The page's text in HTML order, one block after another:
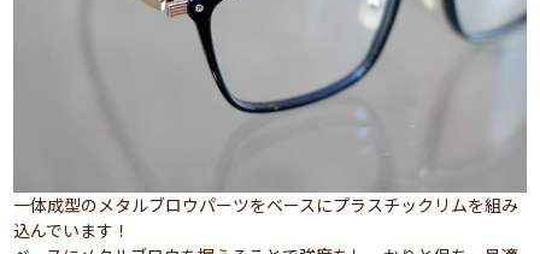
一体成型のメタルブロウパーツをベースにプラスチックリムを組み
込んでいます！